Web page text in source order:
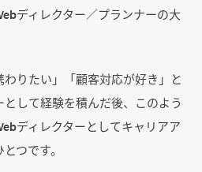
ディレクター／プランナーの大
わりたい」「顧客対応が好き」と
して経験を積んだ後、このよう
ディレクターとしてキャリアア
つです。